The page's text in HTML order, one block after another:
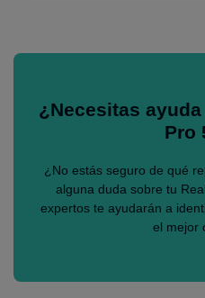
¿Necesitas
Pro
¿No estás seguro de qué
alguna duda sobre tu
expertos te ayudarán a
el mejor